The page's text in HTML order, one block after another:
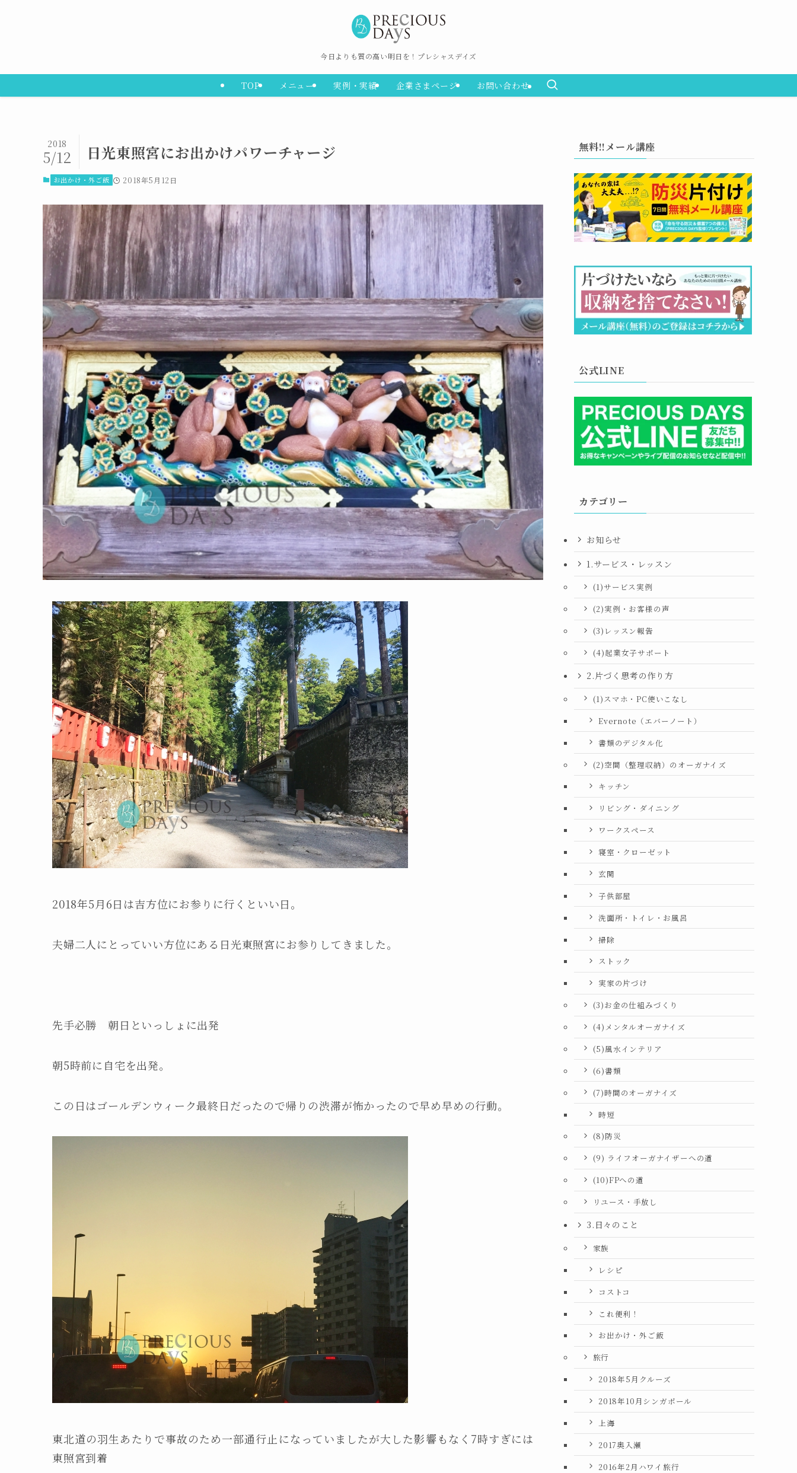
今日よりも質の高い明日を！プレシャスデイズ
TOP メニュー 実例・実績 企業さまページ お問い合わせ
日光東照宮にお出かけパワーチャージ
2018
5/12
お出かけ・外ご飯 2018年5月12日
2018年5月6日は吉方位にお参りに行くといい日。
夫婦二人にとっていい方位にある日光東照宮にお参りしてきました。
先手必勝 朝日といっしょに出発
朝5時前に自宅を出発。
この日はゴールデンウィーク最終日だったので帰りの渋滞が怖かったので早め早めの行動。
東北道の羽生あたりで事故のため一部通行止になっていましたが大した影響もなく7時すぎには
東照宮到着
無料!!メール講座
公式LINE
カテゴリー
お知らせ
1.サービス・レッスン
(1)サービス実例
(2)実例・お客様の声
(3)レッスン報告
(4)起業女子サポート
2.片づく思考の作り方
(1)スマホ・PC使いこなし
Evernote（エバーノート）
書類のデジタル化
(2)空間（整理収納）のオーガナイズ
キッチン
リビング・ダイニング
ワークスペース
寝室・クローゼット
玄関
子供部屋
洗面所・トイレ・お風呂
掃除
ストック
実家の片づけ
(3)お金の仕組みづくり
(4)メンタルオーガナイズ
(5)風水インテリア
(6)書類
(7)時間のオーガナイズ
時短
(8)防災
(9) ライフオーガナイザーへの道
(10)FPへの道
リユース・手放し
3.日々のこと
家族
レシピ
コストコ
これ便利！
お出かけ・外ご飯
旅行
2018年5月クルーズ
2018年10月シンガポール
上海
2017奥入瀬
2016年2月ハワイ旅行